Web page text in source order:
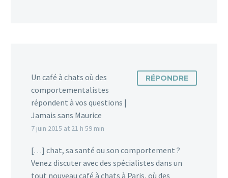
Un café à chats où des
comportementalistes
répondent à vos questions |
Jamais sans Maurice
7 juin 2015 at 21 h 59 min
RÉPONDRE
[…] chat, sa santé ou son comportement ?
Venez discuter avec des spécialistes dans un
tout nouveau café à chats à Paris, où des